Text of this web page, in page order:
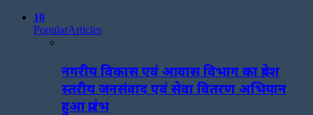
10
PopularArticles
नगरीय विकास एवं आवास विभाग का प्रदेश
स्तरीय जनसंवाद एवं सेवा वितरण अभियान
हुआ प्रारंभ